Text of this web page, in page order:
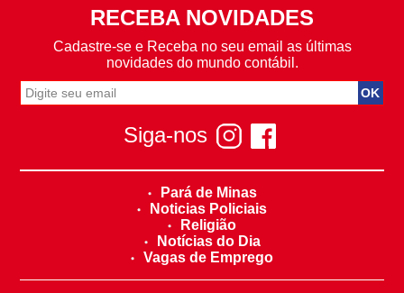
RECEBA NOVIDADES
Cadastre-se e Receba no seu email as últimas
novidades do mundo contábil.
Siga-nos
Pará de Minas
Noticias Policiais
Religião
Notícias do Dia
Vagas de Emprego